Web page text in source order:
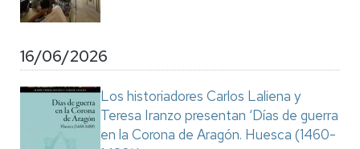
16/06/2026
Los historiadores Carlos Laliena y
Teresa Iranzo presentan ‘Días de guerra
en la Corona de Aragón. Huesca (1460-